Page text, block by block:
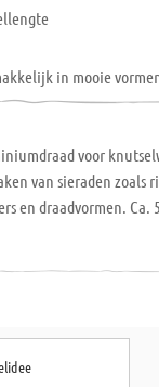
in mooie
voor
van sieraden
en draadvormen. Ca.